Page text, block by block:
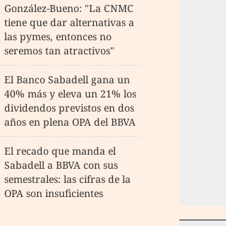
González-Bueno: "La CNMC
tiene que dar alternativas a
las pymes, entonces no
seremos tan atractivos"
El Banco Sabadell gana un
40% más y eleva un 21% los
dividendos previstos en dos
años en plena OPA del BBVA
El recado que manda el
Sabadell a BBVA con sus
semestrales: las cifras de la
OPA son insuficientes